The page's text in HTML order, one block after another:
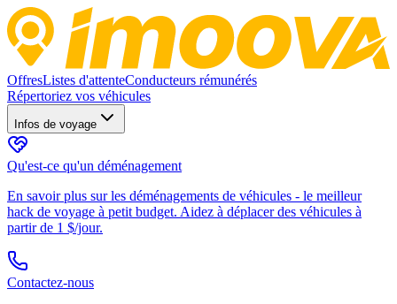
OffresListes d'attenteConducteurs rémunérés
Répertoriez vos véhicules
Infos de voyage
Qu'est-ce qu'un déménagement
En savoir plus sur les déménagements de véhicules - le meilleur
hack de voyage à petit budget. Aidez à déplacer des véhicules à
partir de 1 $/jour.
Contactez-nous